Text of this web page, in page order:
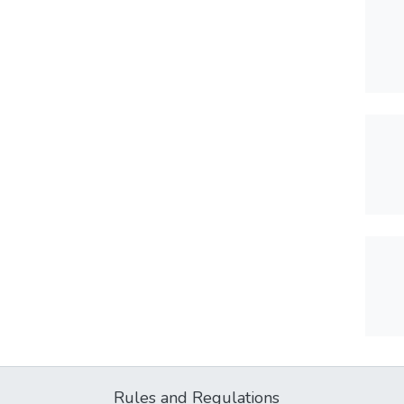
Rules and Regulations